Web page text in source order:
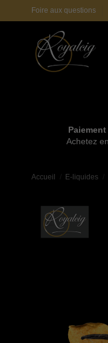
Foire aux questions
Achetez
Accueil E-liquides